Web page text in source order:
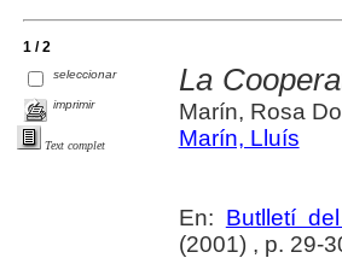
1 / 2
seleccionar
imprimir
Text complet
La
Marín, Rosa
Marín, Lluís
En: Butlletí
(2001) , p. 29-